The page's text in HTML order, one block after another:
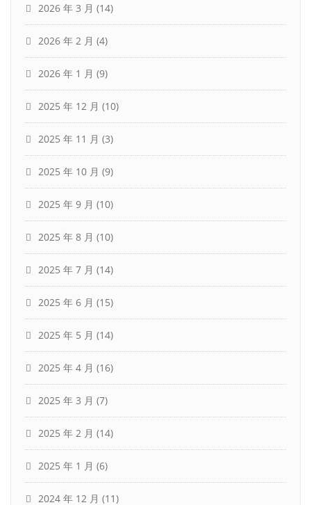
2026 年 3 月 (14)
2026 年 2 月 (4)
2026 年 1 月 (9)
2025 年 12 月 (10)
2025 年 11 月 (3)
2025 年 10 月 (9)
2025 年 9 月 (10)
2025 年 8 月 (10)
2025 年 7 月 (14)
2025 年 6 月 (15)
2025 年 5 月 (14)
2025 年 4 月 (16)
2025 年 3 月 (7)
2025 年 2 月 (14)
2025 年 1 月 (6)
2024 年 12 月 (11)